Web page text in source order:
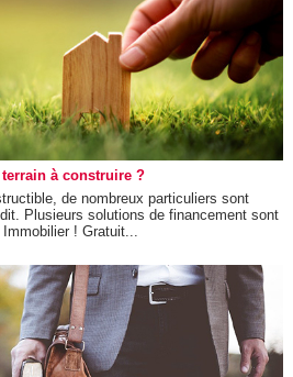
à construire ?
de nombreux particuliers sont
Plusieurs solutions de financement sont
! Gratuit...